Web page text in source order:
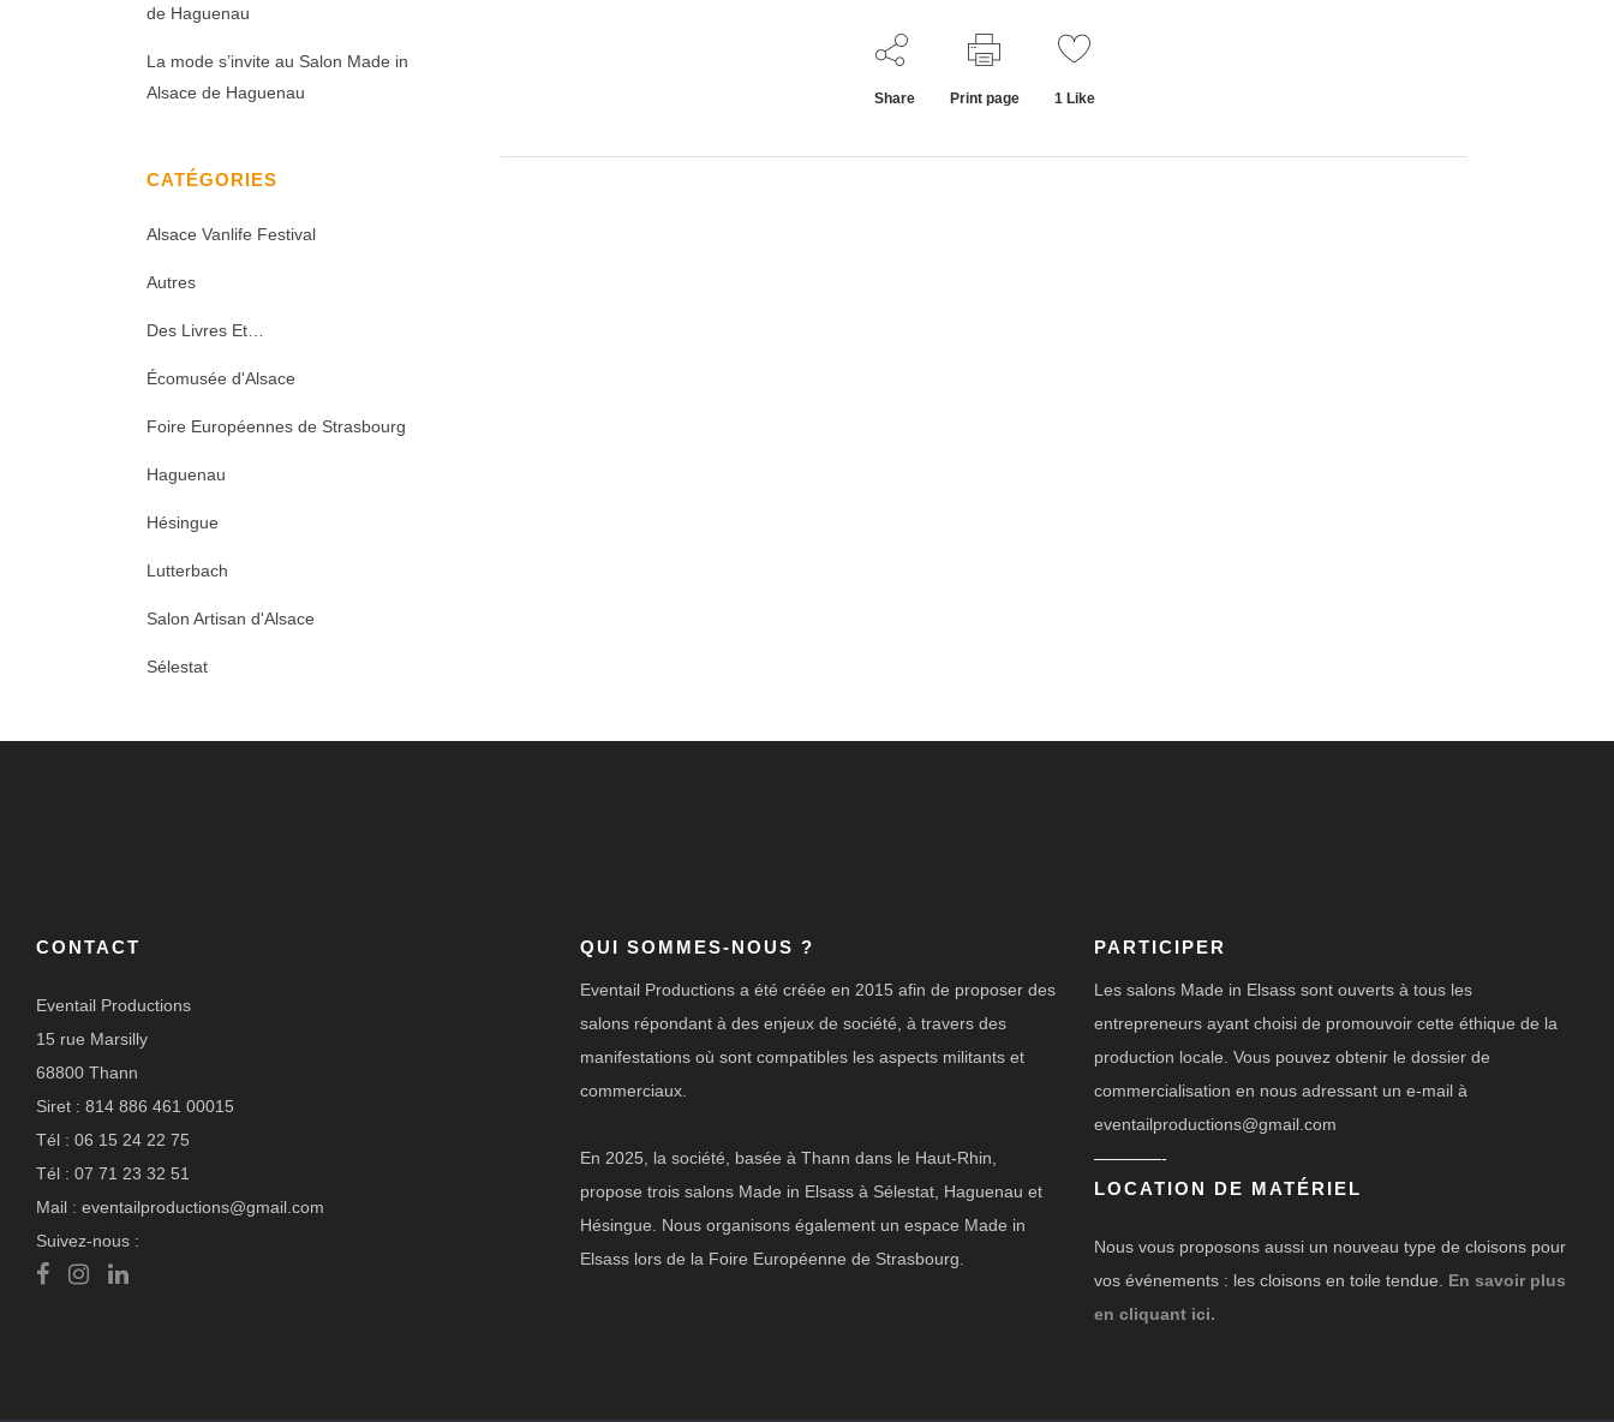
de Haguenau
La mode s’invite au Salon Made in
Alsace de Haguenau
CATÉGORIES
Alsace Vanlife Festival
Autres
Des Livres Et…
Écomusée d'Alsace
Foire Européennes de Strasbourg
Haguenau
Hésingue
Lutterbach
Salon Artisan d'Alsace
Sélestat
Share Print page 1Like
CONTACT
Eventail Productions
15 rue Marsilly
68800 Thann
Siret : 814 886 461 00015
Tél : 06 15 24 22 75
Tél : 07 71 23 32 51
Mail : eventailproductions@gmail.com
Suivez-nous :
QUI SOMMES-NOUS ?
Eventail Productions a été créée en 2015 afin de proposer des
salons répondant à des enjeux de société, à travers des
manifestations où sont compatibles les aspects militants et
commerciaux.
En 2025, la société, basée à Thann dans le Haut-Rhin,
propose trois salons Made in Elsass à Sélestat, Haguenau et
Hésingue. Nous organisons également un espace Made in
Elsass lors de la Foire Européenne de Strasbourg.
PARTICIPER
Les salons Made in Elsass sont ouverts à tous les
entrepreneurs ayant choisi de promouvoir cette éthique de la
production locale. Vous pouvez obtenir le dossier de
commercialisation en nous adressant un e-mail à
eventailproductions@gmail.com
————-
LOCATION DE MATÉRIEL
Nous vous proposons aussi un nouveau type de cloisons pour
vos événements : les cloisons en toile tendue. En savoir plus
en cliquant ici.